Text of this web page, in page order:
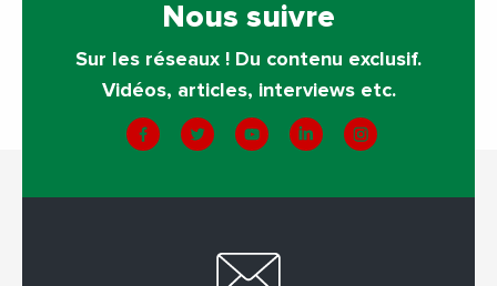
Nous suivre
Sur les réseaux ! Du contenu exclusif.
Vidéos, articles, interviews etc.